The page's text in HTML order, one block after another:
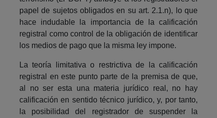
papel de sujetos obligados en su art. 2.1.n), lo que
hace indudable la importancia de la calificación
registral como control de la obligación de identificar
los medios de pago que la misma ley impone.
La teoría limitativa o restrictiva de la calificación
registral en este punto parte de la premisa de que,
al no ser esta una materia jurídico real, no hay
calificación en sentido técnico jurídico, y, por tanto,
la posibilidad del registrador de suspender la